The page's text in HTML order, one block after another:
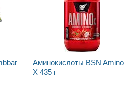
Аминокислоты BSN Amino
X 435 г